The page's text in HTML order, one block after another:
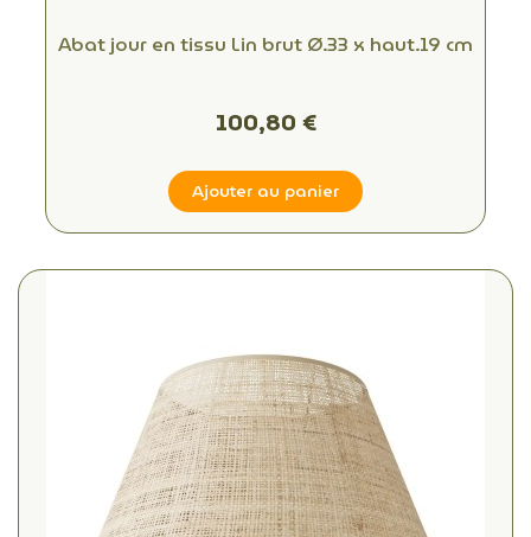
Abat jour en tissu Lin brut Ø.33 x haut.19 cm
100,80 €
Ajouter au panier